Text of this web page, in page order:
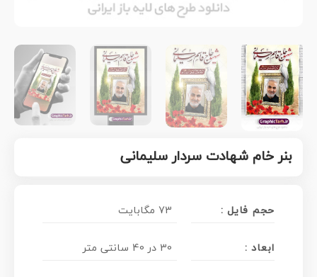
بنر خام شهادت سردار سلیمانی
حجم فایل : 73 مگابایت
ابعاد : 30 در 40 سانتی متر